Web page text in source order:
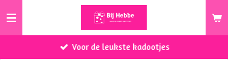
Ga
de
Voor de leukste kadootjes